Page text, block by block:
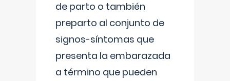
de parto o también
preparto al conjunto de
signos-síntomas que
presenta la embarazada
a término que pueden